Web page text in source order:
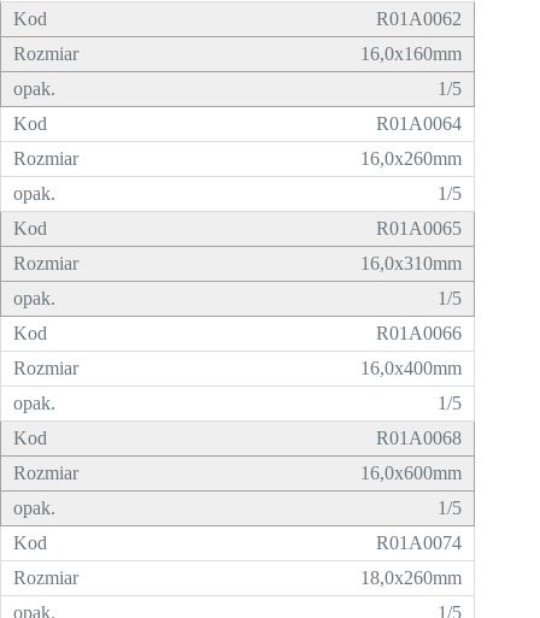
R01A0062
16,0x160mm
1/5
R01A0064
16,0x260mm
1/5
R01A0065
16,0x310mm
1/5
R01A0066
16,0x400mm
1/5
R01A0068
16,0x600mm
1/5
R01A0074
18,0x260mm
1/5